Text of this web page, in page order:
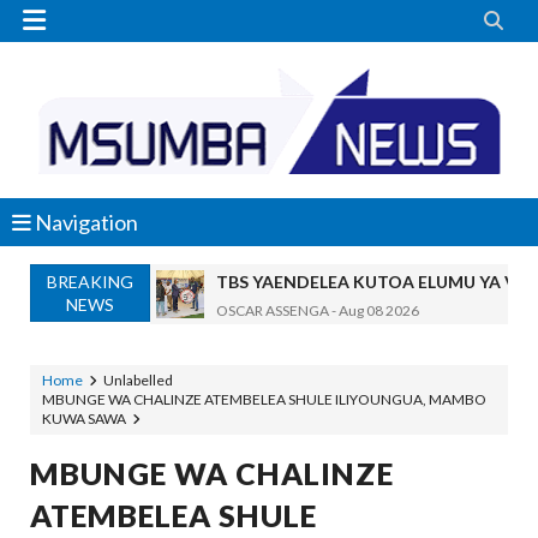
 
Navigation
BREAKING
NEWS
TBS YAENDELEA KUTOA ELUMU YA
OSCAR ASSENGA-Aug 08 2026
Nilishikilia Cheo Kile Kile Kwa Miaka
Niliteswa Na Ndoto Za Kutisha Usiku,
Zawadi- Aug 08 2026
Nilinusurika Jela Kwa Dhuluma, Mpaka
Home
Unlabelled
MBUNGE WA CHALINZE ATEMBELEA SHULE ILIYOUNGUA, MAMBO
KUWA SAWA
MBUNGE WA CHALINZE
ATEMBELEA SHULE